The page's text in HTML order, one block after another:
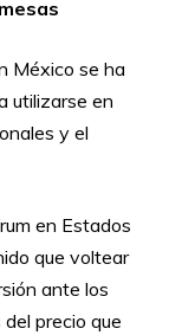
México se ha
utilizarse en
y el
en Estados
que voltear
ante los
precio que